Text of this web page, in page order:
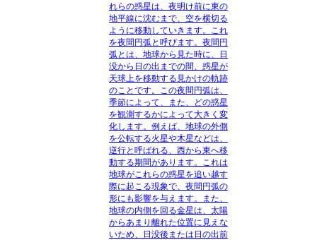
れらの惑星は、夜明け前に東の
地平線に沈むまで、空を横切る
ように移動していきます。これ
を夜間円弧と呼びます。夜間円
弧とは、地球から見た時に、日
没から日の出までの間、惑星が
天球上を移動する見かけの軌跡
のことです。この夜間円弧は、
季節によって、また、どの惑星
を観測するかによって大きく変
化します。例えば、地球の外側
を公転する火星や木星などは、
逆行と呼ばれる、西から東へ移
動する期間があります。これは
地球がこれらの惑星を追い越す
際に起こる現象で、夜間円弧の
形にも影響を与えます。また、
地球の内側を回る金星は、太陽
からあまり離れた位置に見えな
いため、日没後または日の出前